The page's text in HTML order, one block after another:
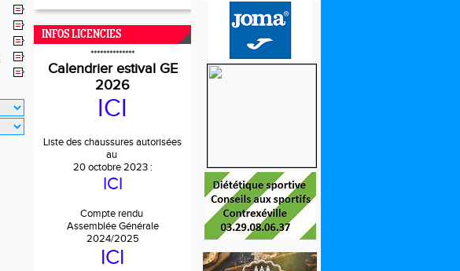
INFOS LICENCIES
**************
Calendrier estival GE
2026
ICI
Liste des chaussures autorisées
au
20 octobre 2023 :
ICI
Compte rendu
Assemblée Générale
2024/2025
ICI